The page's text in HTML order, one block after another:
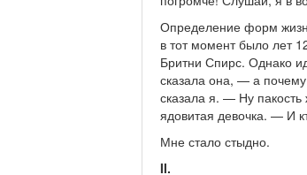
Определение форм
в тот момент было лет
Бритни Спирс. Однако
сказала она, — а
сказала я. — Ну
ядовитая девочка. — И
Мне стало стыдно.
II.